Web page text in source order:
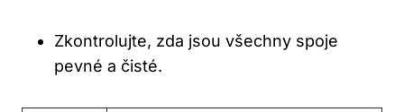
Zkontrolujte, zda jsou všechny spoje
pevné a čisté.